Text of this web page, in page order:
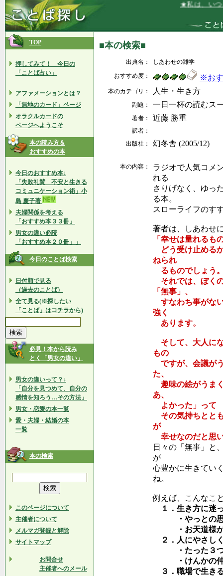
★私は、いつも
TOP
押してみて！ 今日の
「ことば占い」
アファメーションとは？
「無地のカード」ページ
オラクルカードの
ページへようこそ
本の読み方＆
おすすめの本
今日のおすすめ本↓
「失敗礼賛 不安と生きる
コミュニケーション術」小
島 慶子著
夫婦関係を考える
「おすすめ本３３冊」
男女の違い必読
「おすすめ本２０冊」」
今日のことば検索
日付順で見る
（過去のことば）
全て見る(※探したい
「ことば」はコチラから)
必見！本から読み
とく「男女の違い」
男女の違いって？↓
「自分を見つめて、自分の
感情を知ろう…その方法」
男女・恋愛の本一覧
愛・夫婦・結婚の本
一覧
本の検索
このページについて
主催者について
メルマガ登録と解除
サイトマップ
お問合せ
主催者へのメール
■本の検索■
出典名：
しあわせの雑学
おすすめ度：
※お
本のカテゴリ： 人生・生き方
副題： 一日一杯の読むス
著者： 近藤 勝重
訳者：
出版社：
幻冬舎 (2005/12)
本の内容：
ラジオで人気コメ
れる
さりげなく、ゆっ
る本。
スローライフのす
著者は、しあわせ
「幸せは量れるも
どう受け止める
ねられ
るものでしょう
それでは、ぼく
「無事」、
すなわち事がな
強く
あります。
そして、大人に
もの
ですが、会議が
た、
趣味の絵がうま
あ、
よかった」って
その気持ちとと
が
幸せなのだと思
日々の「無事」と
が
心豊かに生きてい
ね。
例えば、こんなこ
１．生き方に迷
・やっとの思
・お天道様が
２．人にやさし
・たった３つ
・けんかの仲
３．職場で生き